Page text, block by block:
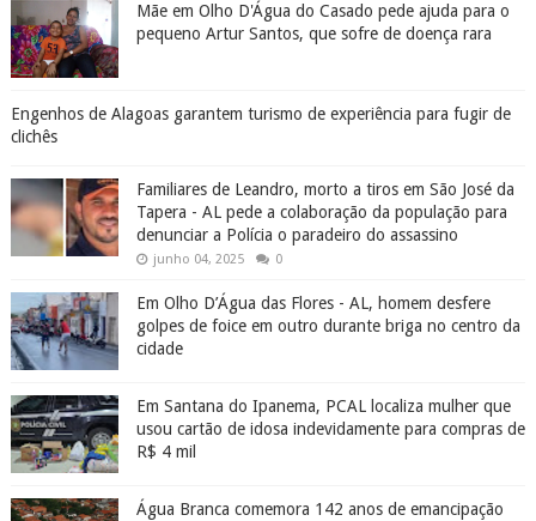
Mãe em Olho D'Água do Casado pede ajuda para o
pequeno Artur Santos, que sofre de doença rara
Engenhos de Alagoas garantem turismo de experiência para fugir de
clichês
Familiares de Leandro, morto a tiros em São José da
Tapera - AL pede a colaboração da população para
denunciar a Polícia o paradeiro do assassino
junho 04, 2025 0
Em Olho D’Água das Flores - AL, homem desfere
golpes de foice em outro durante briga no centro da
cidade
Em Santana do Ipanema, PCAL localiza mulher que
usou cartão de idosa indevidamente para compras de
R$ 4 mil
Água Branca comemora 142 anos de emancipação